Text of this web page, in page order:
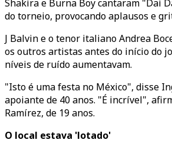
Shakira e Burna Boy cantaram "Dai
do torneio, provocando aplausos e
J Balvin e o tenor italiano Andrea
os outros artistas antes do início do
níveis de ruído aumentavam.
"Isto é uma festa no México", disse
apoiante de 40 anos. "É incrível",
Ramírez, de 19 anos.
O local estava 'lotado'